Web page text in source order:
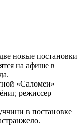
новые постановки
на афише в
«Саломеи»
режиссер
в постановке